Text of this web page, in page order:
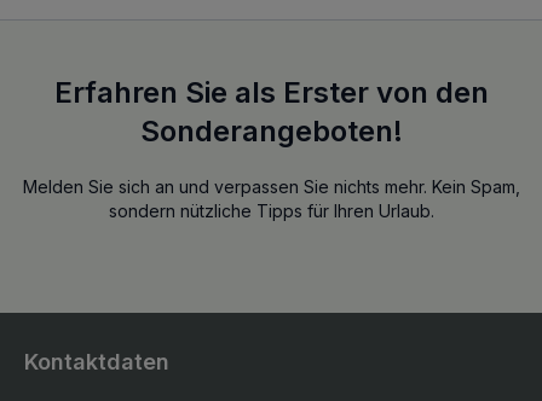
Erfahren Sie als Erster von den
Sonderangeboten!
Melden Sie sich an und verpassen Sie nichts mehr. Kein Spam,
sondern nützliche Tipps für Ihren Urlaub.
Kontaktdaten